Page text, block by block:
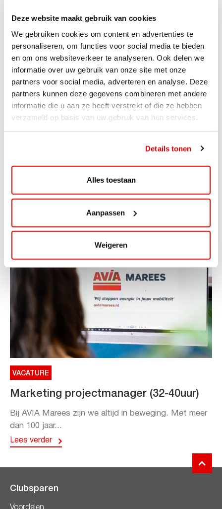
Deze website maakt gebruik van cookies
We gebruiken cookies om content en advertenties te
personaliseren, om functies voor social media te bieden
en om ons websiteverkeer te analyseren. Ook delen we
informatie over uw gebruik van onze site met onze
partners voor social media, adverteren en analyse. Deze
partners kunnen deze gegevens combineren met andere
informatie die u aan ze heeft verstrekt of die ze hebben
verzameld op basis van uw gebruik van hun services.
Details tonen
Alles toestaan
Aanpassen
Weigeren
ViaLuxury Hotels
Toe aan een ontspannen nachtje...
VACATURE
Marketing projectmanager (32-40uur)
Bij AVIA Marees zijn we altijd in beweging. Met meer
dan 100 jaar...
Lees verder
Clubsparen
Voordelen